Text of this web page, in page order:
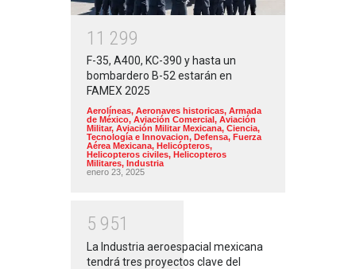
1 1 299
F-35, A400, KC-390 y hasta un
bombardero B-52 estarán en
FAMEX 2025
Aerolíneas, Aeronaves historicas, Armada
de México, Aviación Comercial, Aviación
Militar, Aviación Militar Mexicana, Ciencia,
Tecnología e Innovacion, Defensa, Fuerza
Aérea Mexicana, Helicópteros,
Helicopteros civiles, Helicopteros
Militares, Industria
enero 23, 2025
5 951
La Industria aeroespacial mexicana
tendrá tres proyectos clave del